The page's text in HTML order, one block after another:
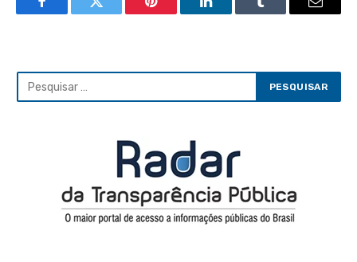
FacebookTwitter Pinterest LinkedInTumblr Email